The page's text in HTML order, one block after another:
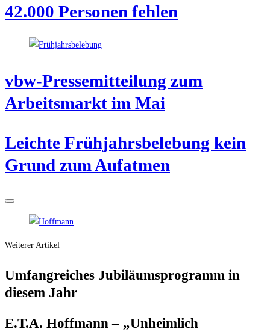
42.000 Per­so­nen fehlen
vbw-Pres­se­mit­tei­lung zum
Arbeits­markt im Mai
Leich­te Früh­jahrs­be­le­bung kein
Grund zum Aufatmen
Weiterer Artikel
Umfang­rei­ches Jubi­lä­ums­pro­gramm in
die­sem Jahr
E.T.A. Hoff­mann – „Unheim­lich